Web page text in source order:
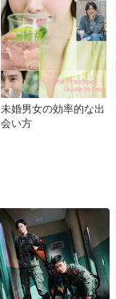
未婚男女の効率的な出
会い方